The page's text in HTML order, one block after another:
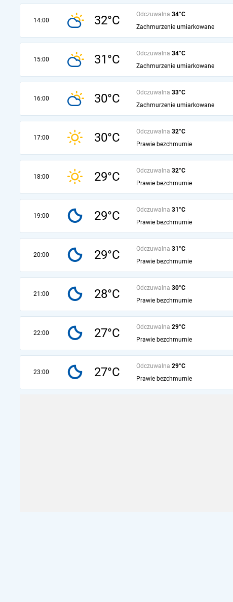
14:00 32°C Odczuwalna 34°C
Zachmurzenie umiarkowane
15:00 31°C Odczuwalna 34°C
Zachmurzenie umiarkowane
16:00 30°C Odczuwalna 33°C
Zachmurzenie umiarkowane
17:00 30°C Odczuwalna 32°C
Prawie bezchmurnie
18:00 29°C Odczuwalna 32°C
Prawie bezchmurnie
19:00 29°C Odczuwalna 31°C
Prawie bezchmurnie
20:00 29°C Odczuwalna 31°C
Prawie bezchmurnie
21:00 28°C Odczuwalna 30°C
Prawie bezchmurnie
22:00 27°C Odczuwalna 29°C
Prawie bezchmurnie
23:00 27°C Odczuwalna 29°C
Prawie bezchmurnie